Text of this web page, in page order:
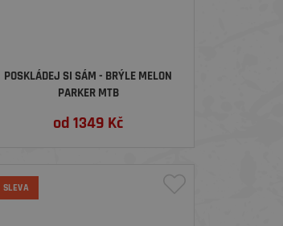
POSKLÁDEJ SI SÁM - BRÝLE MELON
PARKER MTB
od1349 Kč
SLEVA